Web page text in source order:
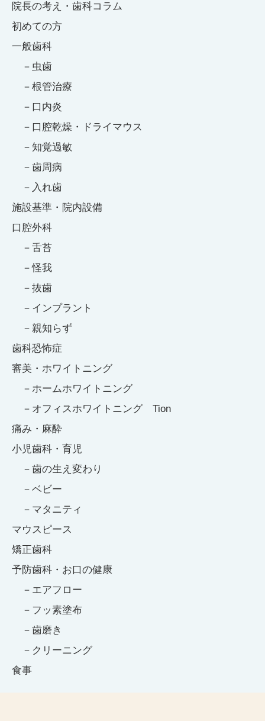
院長の考え・歯科コラム
初めての方
一般歯科
虫歯
根管治療
口内炎
口腔乾燥・ドライマウス
知覚過敏
歯周病
入れ歯
施設基準・院内設備
口腔外科
舌苔
怪我
抜歯
インプラント
親知らず
歯科恐怖症
審美・ホワイトニング
ホームホワイトニング
オフィスホワイトニング Tion
痛み・麻酔
小児歯科・育児
歯の生え変わり
ベビー
マタニティ
マウスピース
矯正歯科
予防歯科・お口の健康
エアフロー
フッ素塗布
歯磨き
クリーニング
食事